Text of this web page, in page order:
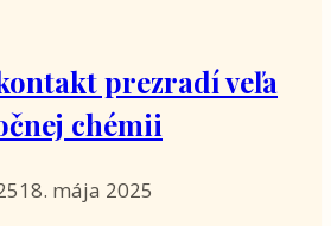
prezradí veľa
chémii
18. mája 2025